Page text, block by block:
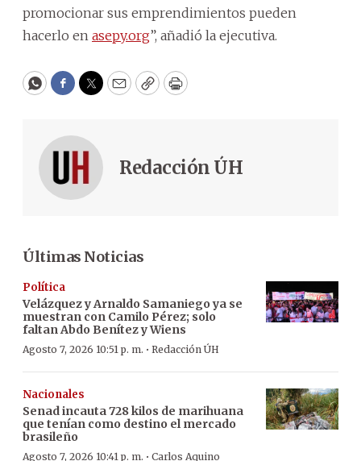
promocionar sus emprendimientos pueden
hacerlo en asepy.org”, añadió la ejecutiva.
WhatsApp
Facebook
Twitter
EmailCopyPrint
Redacción ÚH
Últimas Noticias
Política
Velázquez y Arnaldo Samaniego ya se
muestran con Camilo Pérez; solo
faltan Abdo Benítez y Wiens
Agosto 7, 2026 10:51 p. m. · Redacción ÚH
Nacionales
Senad incauta 728 kilos de marihuana
que tenían como destino el mercado
brasileño
Agosto 7, 2026 10:41 p. m. Carlos Aquino